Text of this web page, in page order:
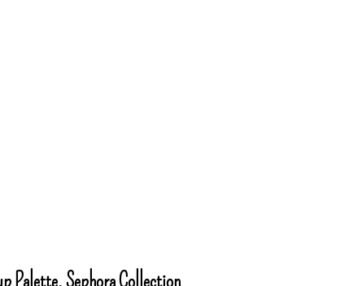
Palette, Sephora Collection